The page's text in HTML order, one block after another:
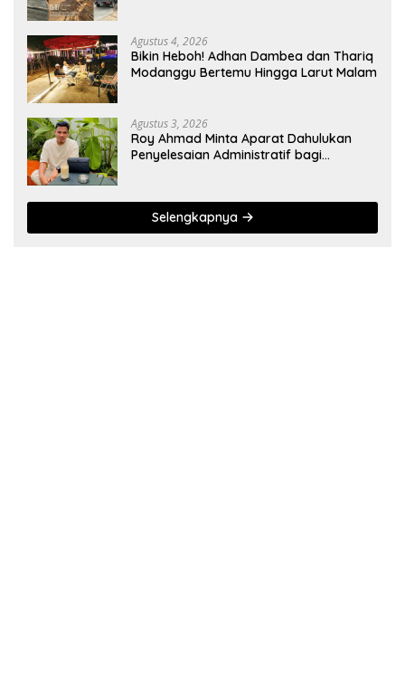
Agustus 4, 2026
Bikin Heboh! Adhan Dambea dan Thariq
Modanggu Bertemu Hingga Larut Malam
Agustus 3, 2026
Roy Ahmad Minta Aparat Dahulukan
Penyelesaian Administratif bagi
Selengkapnya